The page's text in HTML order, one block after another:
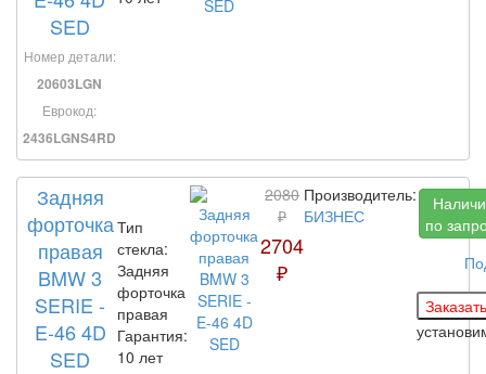
SED
Номер детали:
20603LGN
Еврокод:
2436LGNS4RD
Задняя
форточка
правая
BMW 3
SERIE -
E-46 4D
SED
Тип
стекла:
Задняя
форточка
правая
Гарантия:
10 лет
2080
₽
2704
₽
Производитель:
БИЗНЕС
по